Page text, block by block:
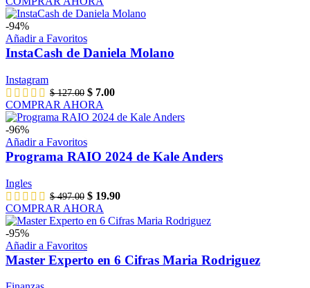
original
$ 59.00.
actual
-94%
Añadir a Favoritos
InstaCash de Daniela Molano
Instagram
$127.00 El
precio
original
$ 127.00.
$ 7.00El
actual
COMPRAR AHORA
-96%
Añadir a Favoritos
Programa RAIO 2024 de Kale Anders
Ingles
$497.00 El
precio
original
$ 497.00.
$ 19.90El
actual
COMPRAR AHORA
-95%
Añadir a Favoritos
Master Experto en 6 Cifras Maria Rodriguez